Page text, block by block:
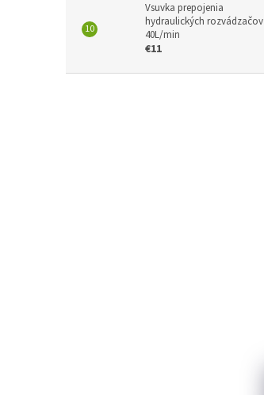
Vsuvka prepojenia
hydraulických rozvádzačov
40L/min
€11